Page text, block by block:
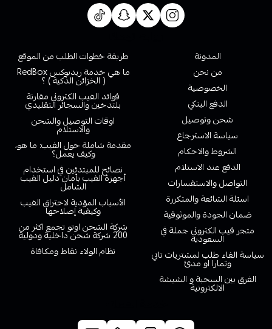
المدونة
من نحن
الخصوصية
الدفع البنكي
شحن وتوصيل
سياسة الاسترجاع
الشروط والاحكام
الدفع عند الاستلام
التواصل والاستفسارات
اسئلة الشائعة والمتكررة
ضمان الجودة والموثوقية
متجر فيب الكتروني جملة في
السعودية
سياسة الغاء طلب لمشتريات تابي
وتمارا او مدئ
الفرق بين السحبة و الشيشة
الالكترونية
طريقة خطوات الطلب من الموقع
ما هي خدمة ريدبوكس RedBox
( الخزائن الذكية ) ؟
فوائد الفيب الكتروني مقارنة
بلتدخين والسجائر التقليدي
اوقات التوصيل والشحن
والاستلام
مقدمة شاملة حول الفيب: ما هو،
وكيف يعمل؟
نصائح للمبتدئين في استخدام
أجهزة الفيب بأمان دليل الفيب
الشامل
الأسباب المؤدية لاحتراق الفيب
وكيفية إصلاحها
شركة الشحن اوتو تجمع اكثر من
200 شركة شحن داخلية ودولية
نظام الولاء نقاط ومكافاة